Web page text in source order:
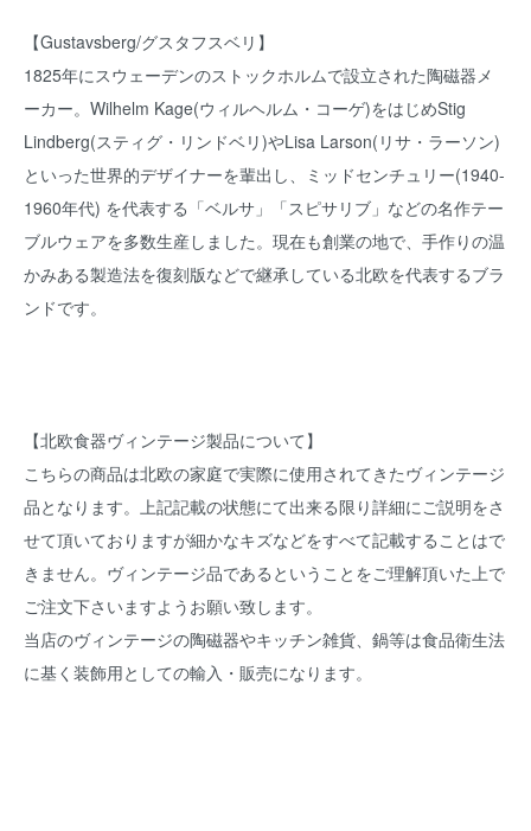
【Gustavsberg/グスタフスベリ】
1825年にスウェーデンのストックホルムで設立された陶磁器メ
ーカー。Wilhelm Kage(ウィルヘルム・コーゲ)をはじめStig
Lindberg(スティグ・リンドベリ)やLisa Larson(リサ・ラーソン)
といった世界的デザイナーを輩出し、ミッドセンチュリー(1940-
1960年代) を代表する「ベルサ」「スピサリブ」などの名作テー
ブルウェアを多数生産しました。現在も創業の地で、手作りの温
かみある製造法を復刻版などで継承している北欧を代表するブラ
ンドです。
【北欧食器ヴィンテージ製品について】
こちらの商品は北欧の家庭で実際に使用されてきたヴィンテージ
品となります。上記記載の状態にて出来る限り詳細にご説明をさ
せて頂いておりますが細かなキズなどをすべて記載することはで
きません。ヴィンテージ品であるということをご理解頂いた上で
ご注文下さいますようお願い致します。
当店のヴィンテージの陶磁器やキッチン雑貨、鍋等は食品衛生法
に基く装飾用としての輸入・販売になります。